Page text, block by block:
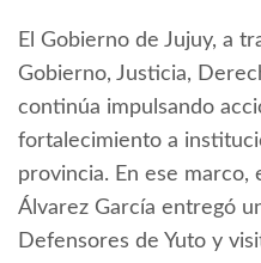
El Gobierno de Jujuy, a
Gobierno, Justicia,
continúa impulsando
fortalecimiento a
provincia. En ese
Álvarez García entregó
Defensores de Yuto y